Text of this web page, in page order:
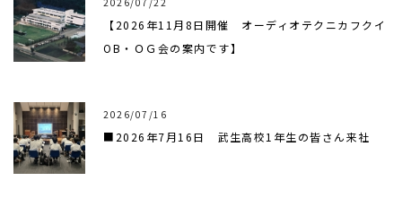
【2026年11月8日開催 オーディオテクニカフクイ
OB・ＯＧ会の案内です】
2026/07/16
■2026年7月16日 武生高校1年生の皆さん来社